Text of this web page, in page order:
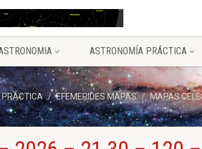
ASTRONOMÍA PRÁCTICA
EFEMERIDES MAPAS MAPAS